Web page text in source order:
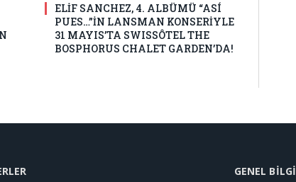
ELİF SANCHEZ, 4. ALBÜMÜ “ASÍ
PUES…”İN LANSMAN KONSERİYLE
31 MAYIS’TA SWISSÔTEL THE
BOSPHORUS CHALET GARDEN’DA!
GENEL BILGI